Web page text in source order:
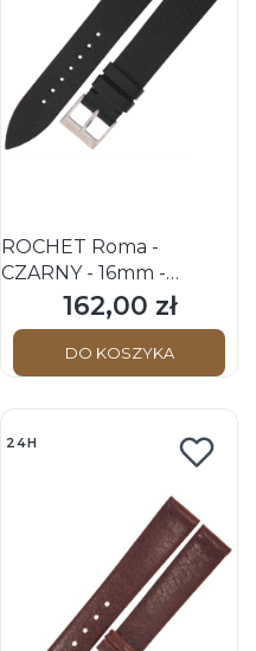
ROCHET Roma -
CZARNY - 16mm -
Skórzany pasek do
zegarka
Cena
162,00 zł
DO KOSZYKA
24H